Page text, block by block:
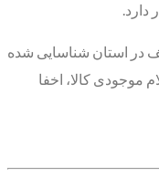
دارد.
امسال ۱۳ انبار متخلف در استان شناسایی شده
موجودی کالا، اخفا